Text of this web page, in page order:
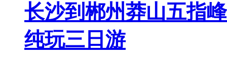
长沙到郴州莽山五指
纯玩三日游